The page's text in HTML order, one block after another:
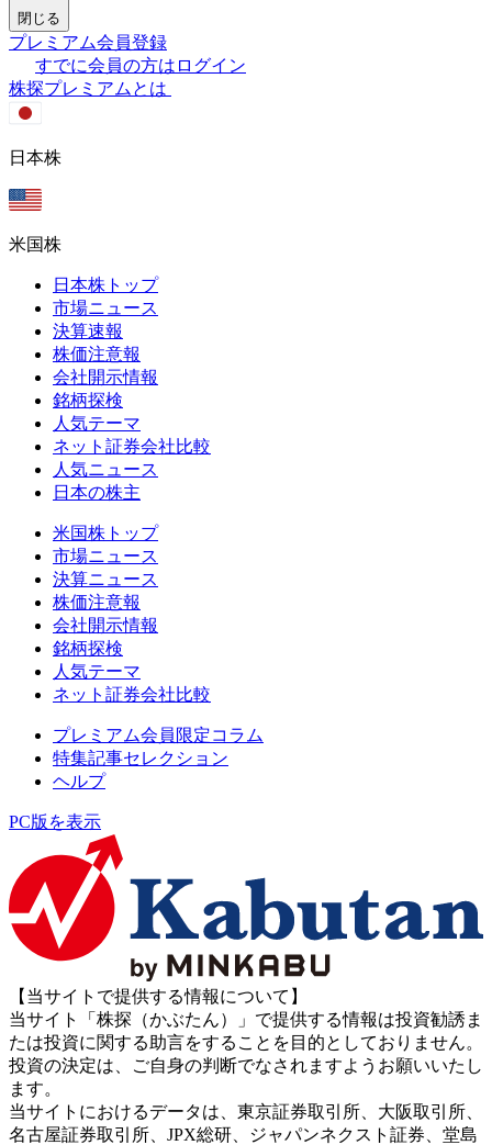
閉じる
プレミアム会員登録
すでに会員の方はログイン
株探プレミアムとは
日本株
米国株
日本株トップ
市場ニュース
決算速報
株価注意報
会社開示情報
銘柄探検
人気テーマ
ネット証券会社比較
人気ニュース
日本の株主
米国株トップ
市場ニュース
決算ニュース
株価注意報
会社開示情報
銘柄探検
人気テーマ
ネット証券会社比較
プレミアム会員限定コラム
特集記事セレクション
ヘルプ
PC版を表示
【当サイトで提供する情報について】
当サイト「株探（かぶたん）」で提供する情報は投資勧誘ま
たは投資に関する助言をすることを目的としておりません。
投資の決定は、ご自身の判断でなされますようお願いいたし
ます。
当サイトにおけるデータは、東京証券取引所、大阪取引所、
名古屋証券取引所、JPX総研、ジャパンネクスト証券、堂島